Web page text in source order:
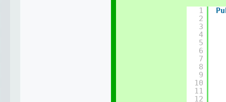
1
2
3
4
5
6
7
8
9
10
11
12